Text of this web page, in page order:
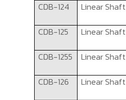
CDB-124 Linear Shaft
CDB-125 Linear Shaft
CDB-1255 Linear Shaft
CDB-126 Linear Shaft